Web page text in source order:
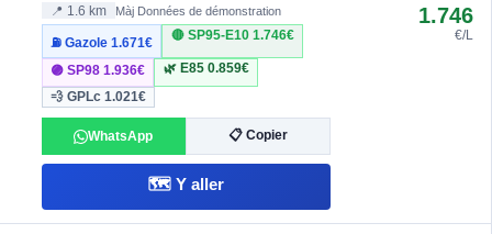
📍 1.6 km Màj Données de démonstration
⛽ Gazole1.671€
🔴 SP95-E10 1.746€
🟣 SP981.936€ 🌿 E85 0.859€
💨 GPLc1.021€
WhatsApp 📋 Copier
🗺️ Y aller
1.746
€/L